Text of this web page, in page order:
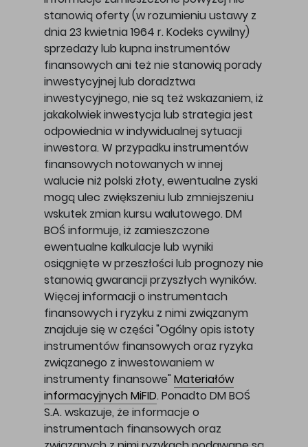
stanowią oferty (w rozumieniu ustawy z
dnia 23 kwietnia 1964 r. Kodeks cywilny)
sprzedaży lub kupna instrumentów
finansowych ani też nie stanowią porady
inwestycyjnej lub doradztwa
inwestycyjnego, nie są też wskazaniem, iż
jakakolwiek inwestycja lub strategia jest
odpowiednia w indywidualnej sytuacji
inwestora. W przypadku instrumentów
finansowych notowanych w innej
walucie niż polski złoty, ewentualne zyski
mogą ulec zwiększeniu lub zmniejszeniu
wskutek zmian kursu walutowego. DM
BOŚ informuje, iż zamieszczone
ewentualne kalkulacje lub wyniki
osiągnięte w przeszłości lub prognozy nie
stanowią gwarancji przyszłych wyników.
Więcej informacji o instrumentach
finansowych i ryzyku z nimi związanym
znajduje się w części "Ogólny opis istoty
instrumentów finansowych oraz ryzyka
związanego z inwestowaniem w
instrumenty finansowe" Materiałów
informacyjnych MiFID. Ponadto DM BOŚ
S.A. wskazuje, że informacje o
instrumentach finansowych oraz